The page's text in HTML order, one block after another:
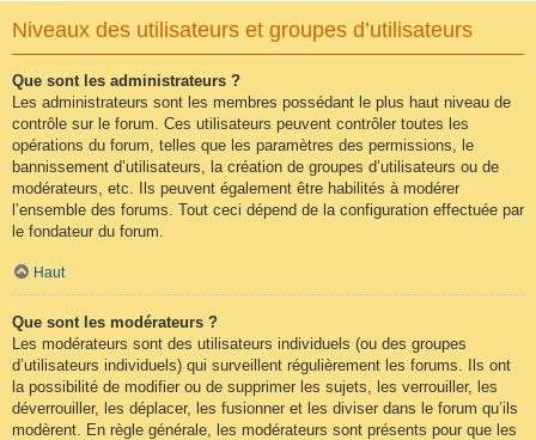
Niveaux des utilisateurs et groupes d’utilisateurs
Que sont les administrateurs ?
Les administrateurs sont les membres possédant le plus haut niveau de
contrôle sur le forum. Ces utilisateurs peuvent contrôler toutes les
opérations du forum, telles que les paramètres des permissions, le
bannissement d’utilisateurs, la création de groupes d’utilisateurs ou de
modérateurs, etc. Ils peuvent également être habilités à modérer
l’ensemble des forums. Tout ceci dépend de la configuration effectuée par
le fondateur du forum.
Haut
Que sont les modérateurs ?
Les modérateurs sont des utilisateurs individuels (ou des groupes
d’utilisateurs individuels) qui surveillent régulièrement les forums. Ils ont
la possibilité de modifier ou de supprimer les sujets, les verrouiller, les
déverrouiller, les déplacer, les fusionner et les diviser dans le forum qu’ils
modèrent. En règle générale, les modérateurs sont présents pour que les